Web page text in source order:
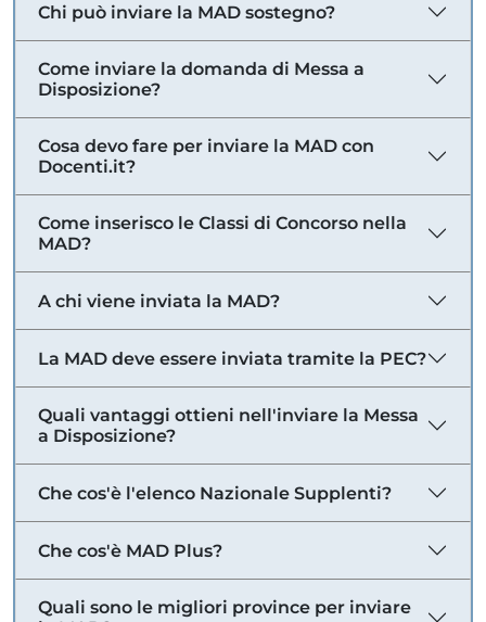
Chi può inviare la MAD sostegno?
Come inviare la domanda di Messa a
Disposizione?
Cosa devo fare per inviare la MAD con
Docenti.it?
Come inserisco le Classi di Concorso nella
MAD?
A chi viene inviata la MAD?
La MAD deve essere inviata tramite la PEC?
Quali vantaggi ottieni nell'inviare la Messa
a Disposizione?
Che cos'è l'elenco Nazionale Supplenti?
Che cos'è MAD Plus?
Quali sono le migliori province per inviare